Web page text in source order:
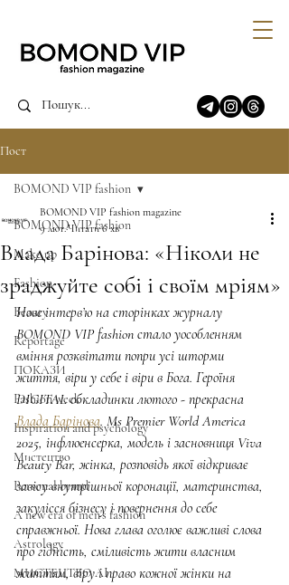
Пост
BOMOND VIP fashion
Make up
Fashion
Beauty
Reportage
ПОКАЗИ
Fashion week
Inspiration and psychology
Мистецтво
Personal brand
A new era of men's fashion
Astrology
МИСТЕЦТВО AI
BOMOND VIP fashion
Влада Барінова: «Ніколи не
зраджуйте собі і своїм мріям»
BOMOND VIP fashion magazine
9 лют.Читати 6 хв
Нове інтерв’ю на сторінках журналу
BOMOND VIP fashion стало уособленням
вміння розквітати попри усі шторми
життя, віри у себе і віри в Бога. Героїня
DIGITAL обкладинки лютого - прекрасна
Влада Барінова. Ms Premier World America
2025, інфлюенсерка, модель і засновниця Viva
Beauty Bar, жінка, розповідь якої відкриває
завісу внутрішньої коронації, материнства,
закулісся бізнесу і повернення до себе
справжньої. Нова глава оголює важливі слова
про гідність, сміливість жити власним
життям, віру і право кожної жінки на